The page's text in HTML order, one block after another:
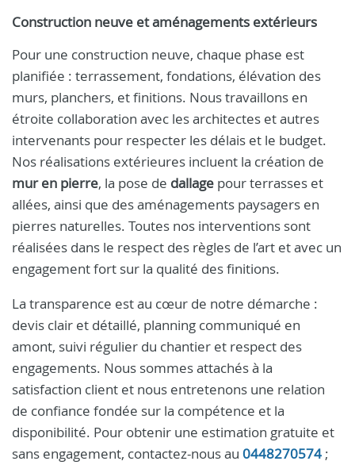
Construction neuve et aménagements extérieurs
Pour une construction neuve, chaque phase est
planifiée : terrassement, fondations, élévation des
murs, planchers, et finitions. Nous travaillons en
étroite collaboration avec les architectes et autres
intervenants pour respecter les délais et le budget.
Nos réalisations extérieures incluent la création de
mur en pierre, la pose de dallage pour terrasses et
allées, ainsi que des aménagements paysagers en
pierres naturelles. Toutes nos interventions sont
réalisées dans le respect des règles de l’art et avec un
engagement fort sur la qualité des finitions.
La transparence est au cœur de notre démarche :
devis clair et détaillé, planning communiqué en
amont, suivi régulier du chantier et respect des
engagements. Nous sommes attachés à la
satisfaction client et nous entretenons une relation
de confiance fondée sur la compétence et la
disponibilité. Pour obtenir une estimation gratuite et
sans engagement, contactez-nous au 0448270574 ;